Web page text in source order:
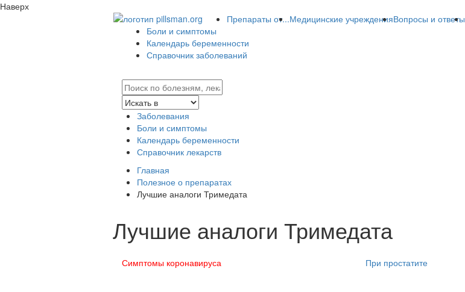
Наверх
Препараты от...Медицинские учрежденияВопросы и ответы
Боли и симптомы
Календарь беременности
Справочник заболеваний
Заболевания
Боли и симптомы
Календарь беременности
Справочник лекарств
Главная
Полезное о препаратах
Лучшие аналоги Тримедата
Лучшие аналоги Тримедата
Симптомы коронавируса При простатите